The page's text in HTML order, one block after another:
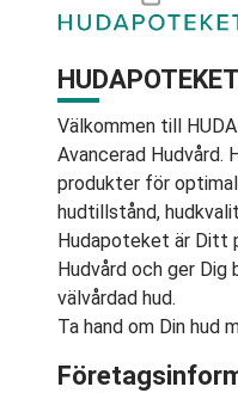
HUDAPOTEKET
Välkommen till
Avancerad Hudvård.
produkter för
hudtillstånd,
Hudapoteket är Ditt
Hudvård och ger
välvårdad hud.
Ta hand om Din hud